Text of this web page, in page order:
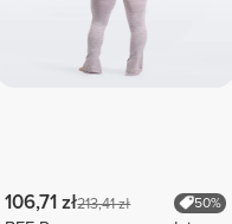
106,71 zł213,41 zł 50%